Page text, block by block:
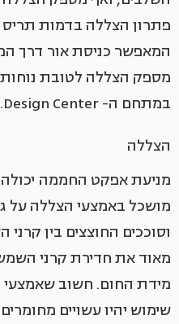
פתרון הצללה בדמות תריס
המאפשר כניסת אור דרך
מספק הצללה לטובת נוחות
במתחם ה- Design Center.
הצללה
מניעת אפקט החממה יכולה
מושכל באמצעי הצללה על
וסוככים החוצצים בין
מאוד את חדירת קרני
מידת החום. חשוב